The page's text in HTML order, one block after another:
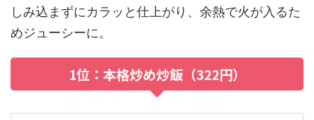
しみ込まずにカラッと仕上がり、余熱で火が入るた
めジューシーに。
1位：本格炒め炒飯（322円）